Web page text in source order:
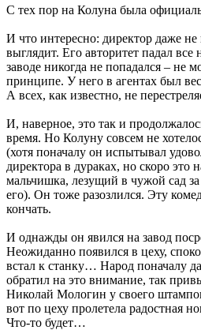
С тех пор на Колуна была
И что интересно: директор даже
выглядит. Его авторитет падал
заводе никогда не попадался – не
принципе. У него в агентах был
А всех, как известно, не
И, наверное, это так и
время. Но Колуну совсем не
(хотя поначалу он испытывал
директора в дураках, но скоро это
мальчишка, лезущий в чужой сад
его). Он тоже разозлился. Эту
кончать.
И однажды он явился на завод
Неожиданно появился в цеху,
встал к станку… Народ поначалу
обратил на это внимание, так
Николай Мологин у своего
вот по цеху пролетела радостная
Что-то будет…